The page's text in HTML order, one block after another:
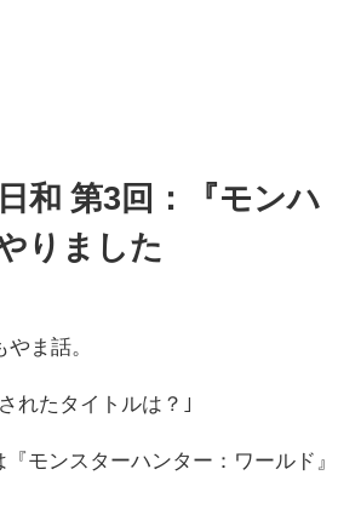
和 第3回：『モンハ
りました
ま話。
れたタイトルは？｣
モンスターハンター：ワールド』